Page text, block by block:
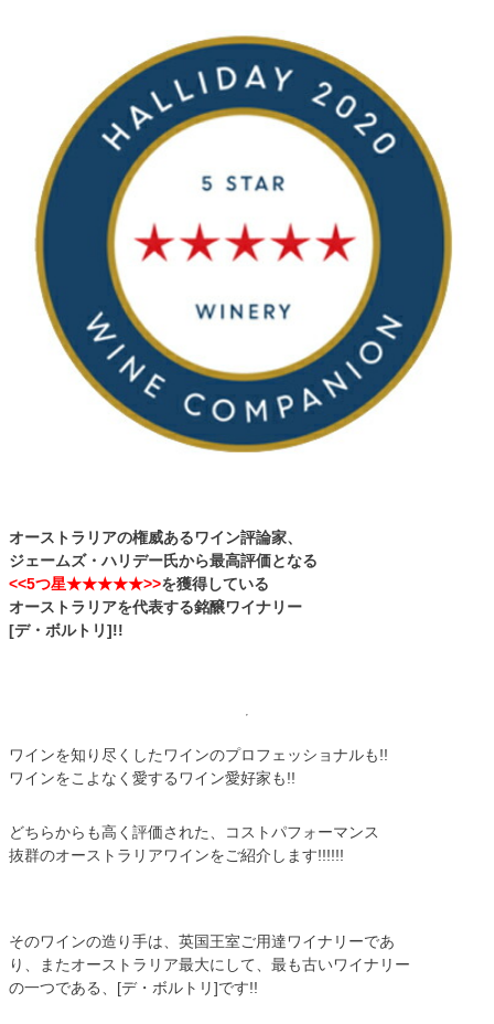
オーストラリアの権威あるワイン評論家、
ジェームズ・ハリデー氏から最高評価となる
<<5つ星★★★★★>>を獲得している
オーストラリアを代表する銘醸ワイナリー
[デ・ボルトリ]!!
ワインを知り尽くしたワインのプロフェッショナルも!!
ワインをこよなく愛するワイン愛好家も!!
どちらからも高く評価された、コストパフォーマンス
抜群のオーストラリアワインをご紹介します!!!!!!
そのワインの造り手は、英国王室ご用達ワイナリーであ
り、またオーストラリア最大にして、最も古いワイナリー
の一つである、[デ・ボルトリ]です!!